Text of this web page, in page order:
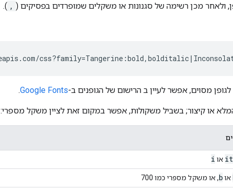
ולאחר מכן רשימה של סגנונות או משקלים שמופרדים בפסיקים ( ,
).
לגופן מסוים, אפשר לעיין ב הרישום של הגופנים ב-Google Fonts
.
או קיצור; בשביל משקולות, אפשר במקום זאת לציין משקל מספרי:
או i
אוb, או משקל מספרי כמו 700